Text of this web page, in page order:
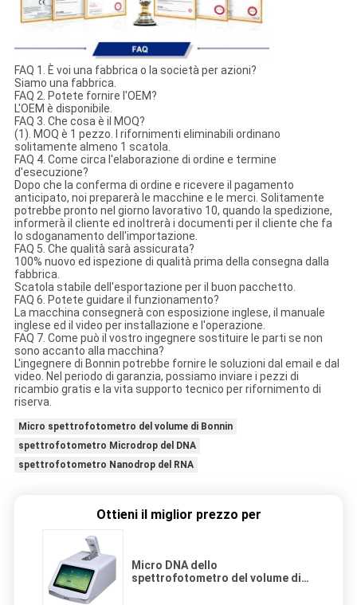
FAQ 1. È voi una fabbrica o la società per azioni?
Siamo una fabbrica.
FAQ 2. Potete fornire l'OEM?
L'OEM è disponibile.
FAQ 3. Che cosa è il MOQ?
(1). MOQ è 1 pezzo. I rifornimenti eliminabili ordinano
solitamente almeno 1 scatola.
FAQ 4. Come circa l'elaborazione di ordine e termine
d'esecuzione?
Dopo che la conferma di ordine e ricevere il pagamento
anticipato, noi preparerà le macchine e le merci. Solitamente
potrebbe pronto nel giorno lavorativo 10, quando la spedizione,
informerà il cliente ed inoltrerà i documenti per il cliente che fa
lo sdoganamento dell'importazione.
FAQ 5. Che qualità sarà assicurata?
100% nuovo ed ispezione di qualità prima della consegna dalla
fabbrica.
Scatola stabile dell'esportazione per il buon pacchetto.
FAQ 6. Potete guidare il funzionamento?
La macchina consegnerà con esposizione inglese, il manuale
inglese ed il video per installazione e l'operazione.
FAQ 7. Come può il vostro ingegnere sostituire le parti se non
sono accanto alla macchina?
L'ingegnere di Bonnin potrebbe fornire le soluzioni dal email e dal
video. Nel periodo di garanzia, possiamo inviare i pezzi di
ricambio gratis e la vita supporto tecnico per rifornimento di
riserva.
Micro spettrofotometro del volume di Bonnin
spettrofotometro Microdrop del DNA
spettrofotometro Nanodrop del RNA
Ottieni il miglior prezzo per
Micro DNA dello
spettrofotometro del volume di